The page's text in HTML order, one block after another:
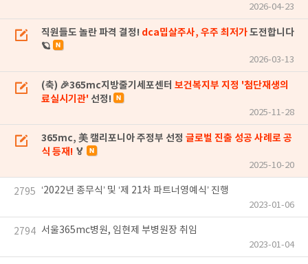
2026-04-23
직원들도 놀란 파격 결정! dca밉살주사, 우주 최저가도전합니다
🪐
2026-03-13
(축) 🎉365mc지방줄기세포센터 보건복지부 지정 '첨단재생의
료실시기관' 선정!
2025-11-28
365mc, 美 캘리포니아 주정부 선정 글로벌 진출 성공 사례로 공
식 등재! 🏅
2025-10-20
2795 ‘2022년 종무식’ 및 ‘제 21차 파트너영예식’ 진행
2023-01-06
2794 서울365mc병원, 임현제 부병원장 취임
2023-01-04